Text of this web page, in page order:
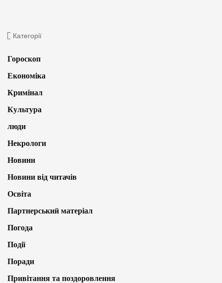
Категорії
Гороскоп
Економіка
Кримінал
Культура
люди
Некрологи
Новини
Новини від читачів
Освіта
Партнерський матеріал
Погода
Події
Поради
Привітання та поздоровлення